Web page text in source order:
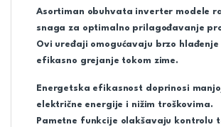
Asortiman obuhvata inverter modele
snaga za optimalno prilagođavanje
Ovi uređaji omogućavaju brzo
efikasno grejanje tokom zime.
Energetska efikasnost doprinosi
električne energije i nižim troškovima.
Pametne funkcije olakšavaju kontrolu